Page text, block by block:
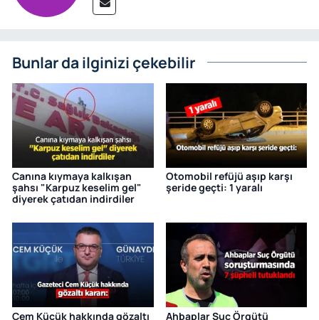
Bunlar da ilginizi çekebilir
Canına kıymaya kalkışan
şahsı "Karpuz keselim gel"
diyerek çatıdan indirdiler
Otomobil refüjü aşıp karşı
şeride geçti: 1 yaralı
Cem Küçük hakkında gözaltı
Ahbaplar Suç Örgütü